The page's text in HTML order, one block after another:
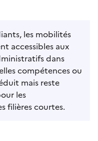
les mobilités
accessibles aux
dans
compétences ou
mais reste
les
filières courtes.